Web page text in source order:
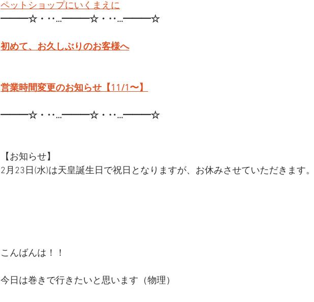
ペットショップにいくまえに
━━━☆・‥…━━━☆・‥…━━━☆
初めて、お久しぶりのお客様へ
営業時間変更のお知らせ【11/1〜】
━━━☆・‥…━━━☆・‥…━━━☆
【お知らせ】
2月23日(水)は天皇誕生日で祝日となりますが、お休みさせていただきます
こんばんは！！
今日は巻きで行きたいと思います（物理）